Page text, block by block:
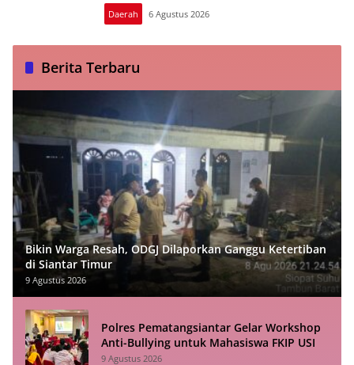
Daerah 6 Agustus 2026
Berita Terbaru
Bikin Warga Resah, ODGJ Dilaporkan Ganggu Ketertiban
di Siantar Timur
9 Agustus 2026
Polres Pematangsiantar Gelar Workshop
Anti-Bullying untuk Mahasiswa FKIP USI
9 Agustus 2026